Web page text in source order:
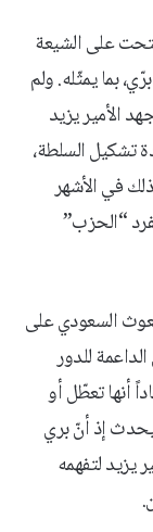
على الشيعة
بما يمثّله. ولم
الأمير يزيد
تشكيل السلطة،
في الأشهر
“الحزب”
السعودي على
للدور
أنها تعطّل أو
إذ أنّ بري
يزيد لتفهمه